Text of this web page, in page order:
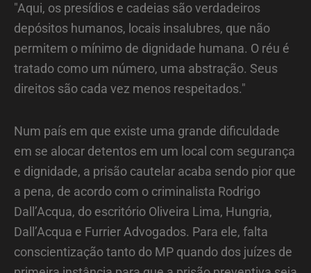
"Aqui, os presídios e cadeias são verdadeiros
depósitos humanos, locais insalubres, que não
permitem o mínimo de dignidade humana. O réu é
tratado como um número, uma abstração. Seus
direitos são cada vez menos respeitados."
Num país em que existe uma grande dificuldade
em se alocar detentos em um local com segurança
e dignidade, a prisão cautelar acaba sendo pior que
a pena, de acordo com o criminalista Rodrigo
Dall’Acqua, do escritório Oliveira Lima, Hungria,
Dall’Acqua e Furrier Advogados. Para ele, falta
conscientização tanto do MP quando dos juízes de